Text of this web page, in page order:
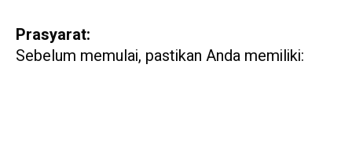
Prasyarat:
Sebelum memulai, pastikan Anda memiliki: